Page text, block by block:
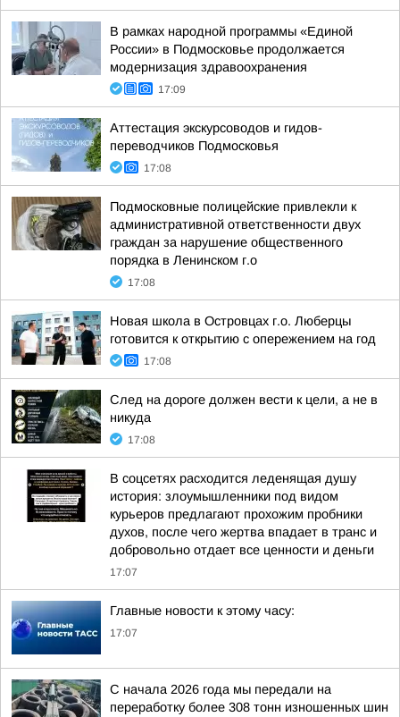
В рамках народной программы «Единой
России» в Подмосковье продолжается
модернизация здравоохранения
17:09
Аттестация экскурсоводов и гидов-
переводчиков Подмосковья
17:08
Подмосковные полицейские привлекли к
административной ответственности двух
граждан за нарушение общественного
порядка в Ленинском г.о
17:08
Новая школа в Островцах г.о. Люберцы
готовится к открытию с опережением на год
17:08
След на дороге должен вести к цели, а не в
никуда
17:08
В соцсетях расходится леденящая душу
история: злоумышленники под видом
курьеров предлагают прохожим пробники
духов, после чего жертва впадает в транс и
добровольно отдает все ценности и деньги
17:07
Главные новости к этому часу:
17:07
С начала 2026 года мы передали на
переработку более 308 тонн изношенных шин